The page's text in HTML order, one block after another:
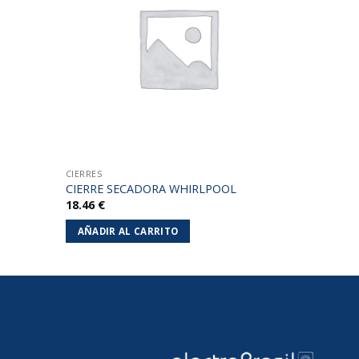
CIERRES
CIERRE SECADORA WHIRLPOOL
18.46 €
AÑADIR AL CARRITO